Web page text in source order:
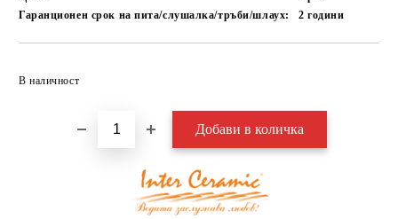
Гаранционен срок на пита/слушалка/тръби/шлаух:
2години
В наличност